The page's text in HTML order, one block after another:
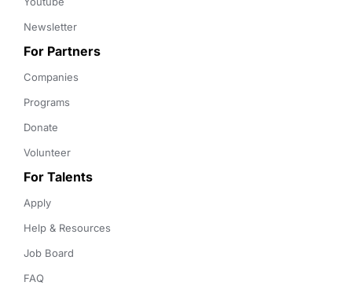
Newsletter
For Partners
Companies
Programs
Donate
Volunteer
For Talents
Apply
Help & Resources
Job Board
FAQ